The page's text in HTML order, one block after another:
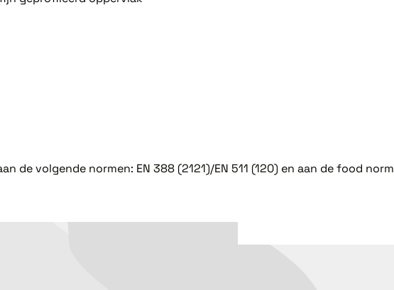
de volgende normen: EN 388 (2121)/EN 511 (120) en aan de food norm